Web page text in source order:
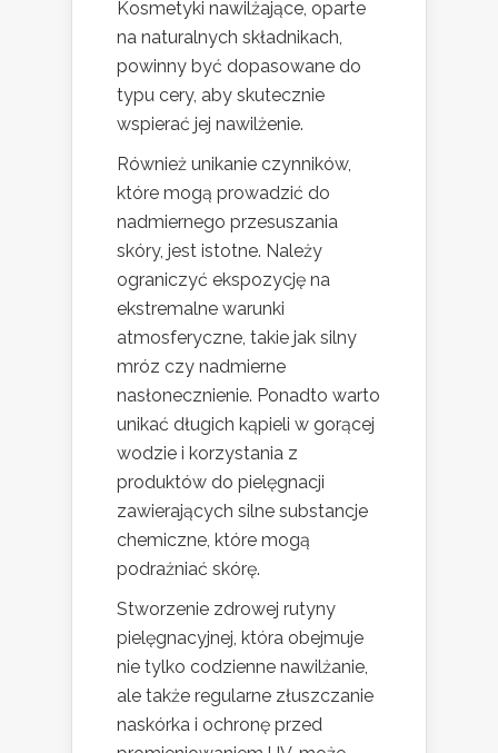
Kosmetyki nawilżające, oparte
na naturalnych składnikach,
powinny być dopasowane do
typu cery, aby skutecznie
wspierać jej nawilżenie.
Również unikanie czynników,
które mogą prowadzić do
nadmiernego przesuszania
skóry, jest istotne. Należy
ograniczyć ekspozycję na
ekstremalne warunki
atmosferyczne, takie jak silny
mróz czy nadmierne
nasłonecznienie. Ponadto warto
unikać długich kąpieli w gorącej
wodzie i korzystania z
produktów do pielęgnacji
zawierających silne substancje
chemiczne, które mogą
podrażniać skórę.
Stworzenie zdrowej rutyny
pielęgnacyjnej, która obejmuje
nie tylko codzienne nawilżanie,
ale także regularne złuszczanie
naskórka i ochronę przed